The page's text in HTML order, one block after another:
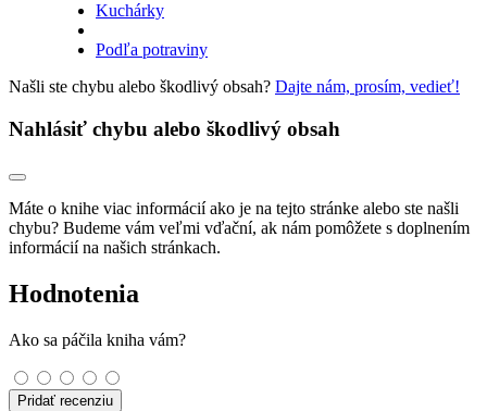
Kuchárky
Podľa potraviny
Našli ste chybu alebo škodlivý obsah? Dajte nám, prosím, vedieť!
Nahlásiť chybu alebo škodlivý obsah
Máte o knihe viac informácií ako je na tejto stránke alebo ste našli
chybu? Budeme vám veľmi vďační, ak nám pomôžete s doplnením
informácií na našich stránkach.
Hodnotenia
Ako sa páčila kniha vám?
Pridať recenziu